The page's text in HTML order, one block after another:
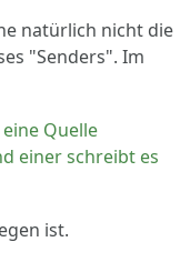
natürlich nicht die
"Senders". Im
Quelle
einer schreibt es
ist.